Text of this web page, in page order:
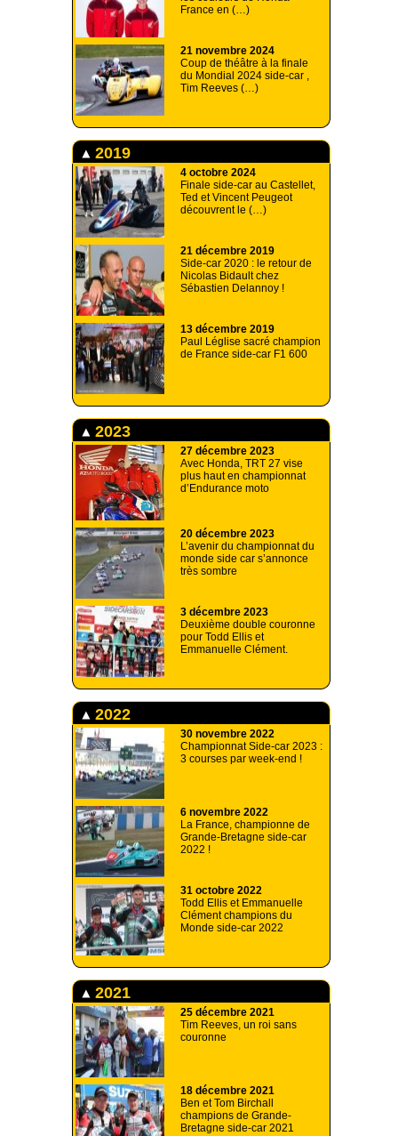
France en (…)
21 novembre 2024
Coup de théâtre à la finale
du Mondial 2024 side-car ,
Tim Reeves (…)
2019
4 octobre 2024
Finale side-car au Castellet,
Ted et Vincent Peugeot
découvrent le (…)
21 décembre 2019
Side-car 2020 : le retour de
Nicolas Bidault chez
Sébastien Delannoy !
13 décembre 2019
Paul Léglise sacré champion
de France side-car F1 600
2023
27 décembre 2023
Avec Honda, TRT 27 vise
plus haut en championnat
d’Endurance moto
20 décembre 2023
L’avenir du championnat du
monde side car s’annonce
très sombre
3 décembre 2023
Deuxième double couronne
pour Todd Ellis et
Emmanuelle Clément.
2022
30 novembre 2022
Championnat Side-car 2023 :
3 courses par week-end !
6 novembre 2022
La France, championne de
Grande-Bretagne side-car
2022 !
31 octobre 2022
Todd Ellis et Emmanuelle
Clément champions du
Monde side-car 2022
2021
25 décembre 2021
Tim Reeves, un roi sans
couronne
18 décembre 2021
Ben et Tom Birchall
champions de Grande-
Bretagne side-car 2021